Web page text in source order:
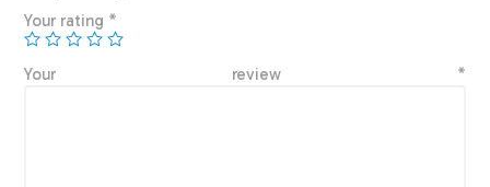
Your rating *
Your review *